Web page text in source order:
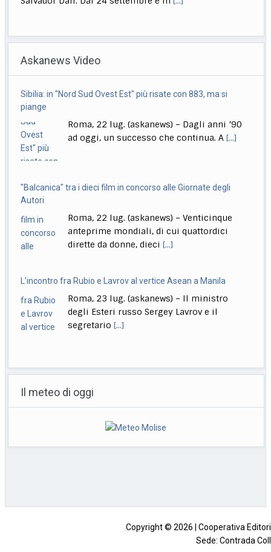
all’attacco in Parlamento
Roma, 22 lug. (askanews) – Opposizioni all’attacco in
Parlamento per la decisione della Giunta delle[...]
Calcio, sorteggiato calendario di B, la prima giornata
Roma, 22 lug. (askanews) – La Serie B 2026/27
prenderà il via il 22 agosto[...]
Askanews Video
Sibilia: in "Nord Sud Ovest Est" più risate con 883, ma si
piange
Roma, 22 lug. (askanews) – Dagli anni ’90
ad oggi, un successo che continua. A[...]
"Balcanica" tra i dieci film in concorso alle Giornate degli
Autori
Roma, 22 lug. (askanews) – Venticinque
anteprime mondiali, di cui quattordici
dirette da donne, dieci[...]
L’incontro fra Rubio e Lavrov al vertice Asean a Manila
Roma, 23 lug. (askanews) – Il ministro
degli Esteri russo Sergey Lavrov e il
segretario[...]
riconosce chi sceglie Priority e gli riserva
prestazioni,[...]
Il meteo di oggi
Copyright © 2026 | Cooperativa
Sede: Contrada